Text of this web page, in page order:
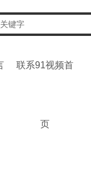
联系91视频首
页